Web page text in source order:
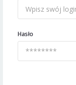
Hasło